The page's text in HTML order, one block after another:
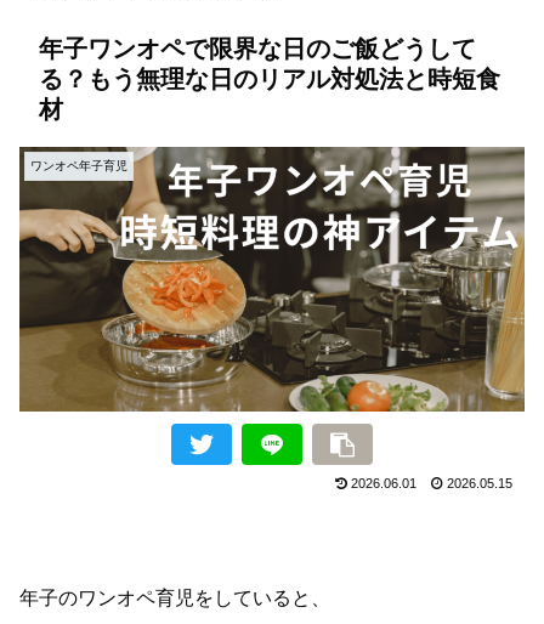
年子ワンオペで限界な日のご飯どうして
る？もう無理な日のリアル対処法と時短食
材
ワンオペ年子育児
2026.06.01 2026.05.15
年子のワンオペ育児をしていると、